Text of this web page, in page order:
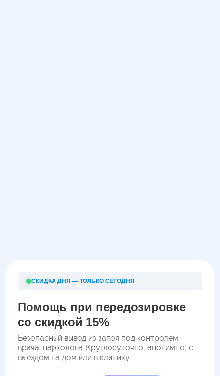
СКИДКА ДНЯ — ТОЛЬКО СЕГОДНЯ
Помощь при передозировке
со скидкой 15%
Безопасный вывод из запоя под контролем
врача-нарколога. Круглосуточно, анонимно, с
выездом на дом или в клинику.